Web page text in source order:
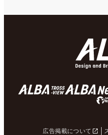
広告掲載について